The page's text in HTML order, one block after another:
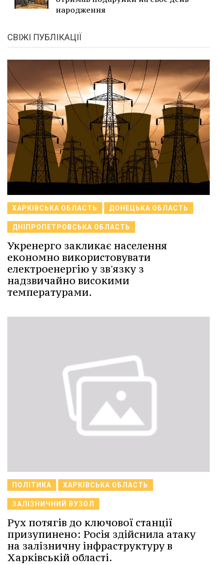
народження
СВІЖІ ПУБЛІКАЦІЇ
ХАРКІВСЬКА ОБЛАСТЬ ДОНЕЦЬКА ОБЛАСТЬ
ДНІПРОПЕТРОВСЬКА ОБЛАСТЬ
Укренерго закликає населення
економно використовувати
електроенергію у зв'язку з
надзвичайно високими
температурами.
ПОЛІТИКА ХАРКІВСЬКА ОБЛАСТЬ
ЗАЛІЗНИЧНИЙ ВУЗОЛ
Рух потягів до ключової станції
призупинено: Росія здійснила атаку
на залізничну інфраструктуру в
Харківській області.